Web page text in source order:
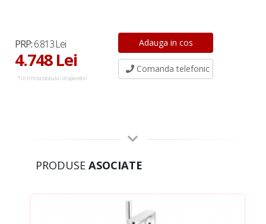
PRP:6.813 Lei
4.748 Lei
*in limita stocului disponibil
Comanda telefonic
PRODUSE ASOCIATE